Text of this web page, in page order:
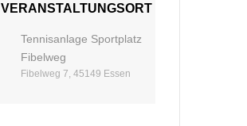
VERANSTALTUNGSORT
Tennisanlage Sportplatz
Fibelweg
Fibelweg 7, 45149 Essen